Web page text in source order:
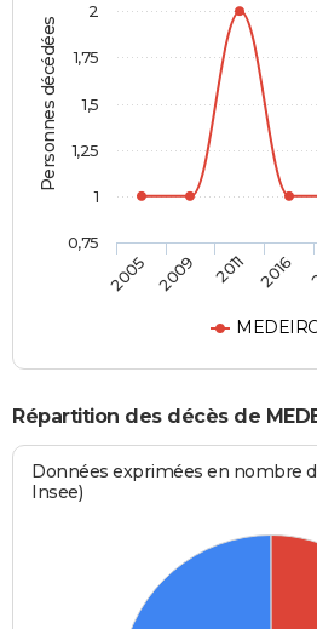
Personnes décédées
2005 2009 2011 2016
0,75
1
1,25
1,5
1,75
2
Répartition des décès de
Données exprimées en nombre
Insee)